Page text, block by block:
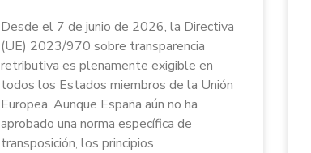
Desde el 7 de junio de 2026, la Directiva
(UE) 2023/970 sobre transparencia
retributiva es plenamente exigible en
todos los Estados miembros de la Unión
Europea. Aunque España aún no ha
aprobado una norma específica de
transposición, los principios